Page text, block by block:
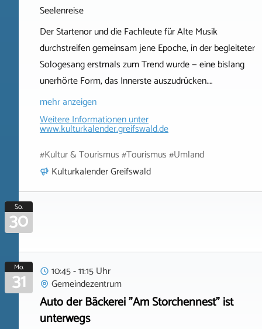
Seelenreise
Der Startenor und die Fachleute für Alte Musik
durchstreifen gemeinsam jene Epoche, in der begleiteter
Sologesang erstmals zum Trend wurde — eine bislang
unerhörte Form, das Innerste auszudrücken.…
mehr anzeigen
Weitere Informationen unter
www.kulturkalender.greifswald.de
#Kultur & Tourismus #Tourismus #Umland
Kulturkalender Greifswald
So.
30
Mo.
31
10:45 - 11:15 Uhr
Gemeindezentrum
Auto der Bäckerei "Am Storchennest" ist
unterwegs